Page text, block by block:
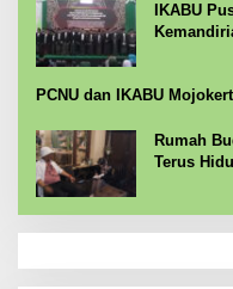
IKABU
PCNU dan IKABU
Rumah
Terus